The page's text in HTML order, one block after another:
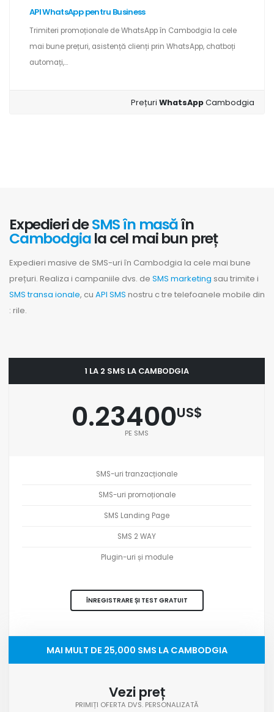
API WhatsApp pentru Business
Trimiteri promoționale de WhatsApp în Cambodgia la cele
mai bune prețuri, asistență clienți prin WhatsApp, chatboți
automați,...
PrețuriWhatsAppCambodgia
Expedieri deSMS în masăîn
Cambodgiala cel mai bun preț
Expedieri masive de SMS-uri în Cambodgia la cele mai bune
prețuri. Realiza i campaniile dvs. de SMS marketing sau trimite i
SMS transa ionale, cu API SMS nostru c tre telefoanele mobile din
: rile.
1 LA 2 SMS LA CAMBODGIA
0.23400US$
PE SMS
SMS-uri tranzacționale
SMS-uri promoționale
SMS Landing Page
SMS 2 WAY
Plugin-uri și module
ÎNREGISTRARE ȘI TEST GRATUIT
MAI MULT DE 25,000 SMS LA CAMBODGIA
Vezi preț
PRIMIȚI OFERTA DVS. PERSONALIZATĂ